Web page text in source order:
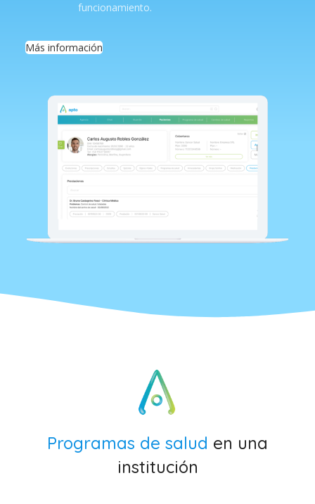
funcionamiento.
Más información
Programas de salud en una
institución